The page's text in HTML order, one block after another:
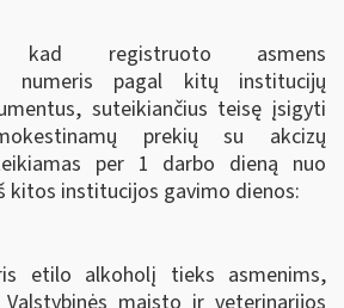
kad registruoto asmens
numeris pagal kitų institucijų
suteikiančius teisę įsigyti
prekių su akcizų
per 1 darbo dieną nuo
kitos institucijos gavimo dienos:
etilo alkoholį tieks asmenims,